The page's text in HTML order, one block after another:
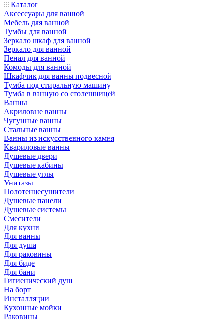
Каталог
Аксессуары для ванной
Мебель для ванной
Тумбы для ванной
Зеркало шкаф для ванной
Зеркало для ванной
Пенал для ванной
Комоды для ванной
Шкафчик для ванны подвесной
Тумба под стиральную машину
Тумба в ванную со столешницей
Ванны
Акриловые ванны
Чугунные ванны
Стальные ванны
Ванны из искусственного камня
Квариловые ванны
Душевые двери
Душевые кабины
Душевые углы
Унитазы
Полотенцесушители
Душевые панели
Душевые системы
Смесители
Для кухни
Для ванны
Для душа
Для раковины
Для биде
Для бани
Гигиенический душ
На борт
Инсталляции
Кухонные мойки
Раковины